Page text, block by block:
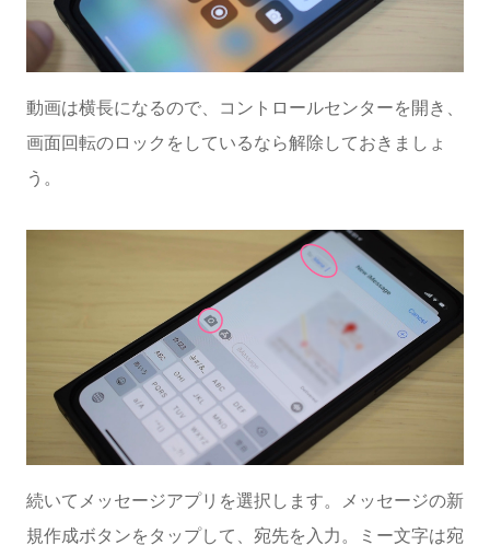
動画は横長になるので、コントロールセンターを開き、
画面回転のロックをしているなら解除しておきましょ
う。
続いてメッセージアプリを選択します。メッセージの新
規作成ボタンをタップして、宛先を入力。ミー文字は宛